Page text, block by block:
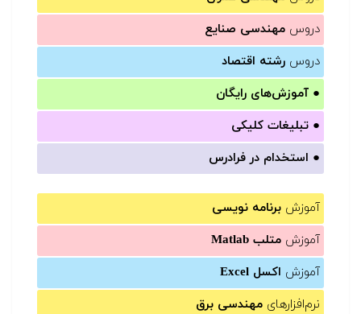
دروس مهندسی صنایع
دروس رشته اقتصاد
● آموزش‌های رایگان
● تبلیغات کلیکی
● استخدام در فرادرس
آموزش برنامه نویسی
آموزش متلب Matlab
آموزش اکسل Excel
نرم‌افزارهای مهندسی برق